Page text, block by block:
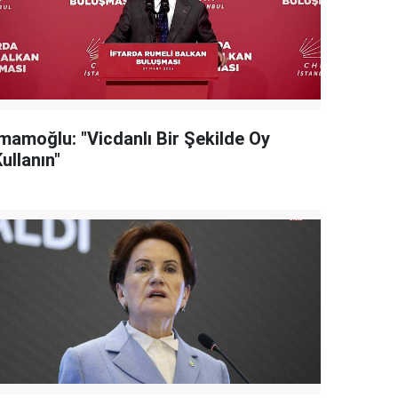
"Vicdanlı Bir Şekilde Oy